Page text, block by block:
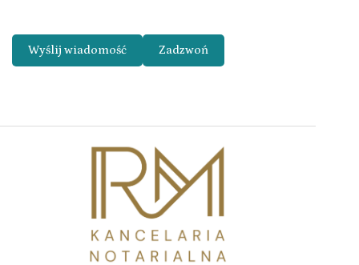
Wyślij wiadomość Zadzwoń